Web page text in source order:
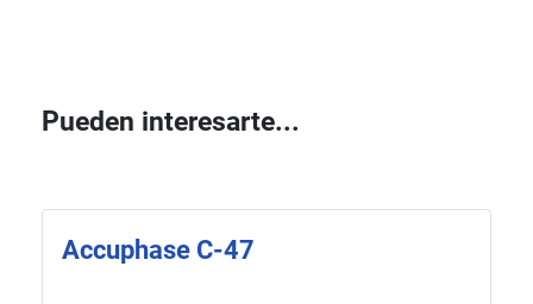
Pueden interesarte...
Accuphase C-47